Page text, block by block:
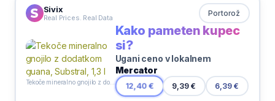
Sivix
Real Prices. Real Data Portorož
Tekoče mineralno gnojilo z dodatkom guana, Substral, 1,3 l
Kako pameten kupec
si?
Ugani ceno v lokalnem
Mercator
12,40 € 9,39 € 6,39 €